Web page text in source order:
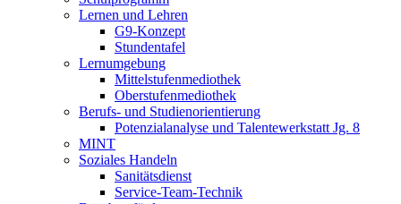
Lernen und Lehren
G9-Konzept
Stundentafel
Lernumgebung
Mittelstufenmediothek
Oberstufenmediothek
Berufs- und Studienorientierung
Potenzialanalyse und Talentewerkstatt Jg. 8
MINT
Soziales Handeln
Sanitätsdienst
Service-Team-Technik